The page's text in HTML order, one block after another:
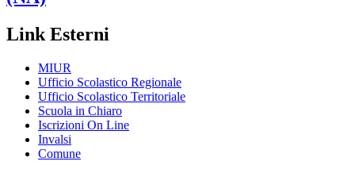
Link Esterni
MIUR
Ufficio Scolastico Regionale
Ufficio Scolastico Territoriale
Scuola in Chiaro
Iscrizioni On Line
Invalsi
Comune